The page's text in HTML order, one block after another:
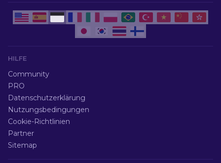
HILFE
Community
PRO
Datenschutzerklärung
Nutzungsbedingungen
Cookie-Richtlinien
Partner
Sitemap